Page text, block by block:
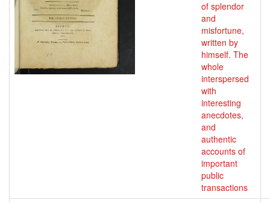
of splendor
and
misfortune,
written by
himself. The
whole
interspersed
with
interesting
anecdotes,
and
authentic
accounts of
important
public
transactions